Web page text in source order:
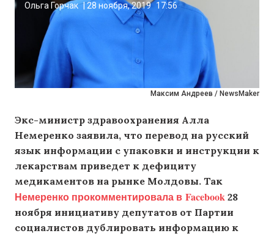
Максим Андреев / NewsMaker
Ольга Горчак | 28 ноября, 2019 17:56
Экс-министр здравоохранения Алла
Немеренко заявила, что перевод на русский
язык информации с упаковки и инструкции к
лекарствам приведет к дефициту
медикаментов на рынке Молдовы. Так
Немеренко прокомментировала в Facebook 28
ноября инициативу депутатов от Партии
социалистов дублировать информацию к